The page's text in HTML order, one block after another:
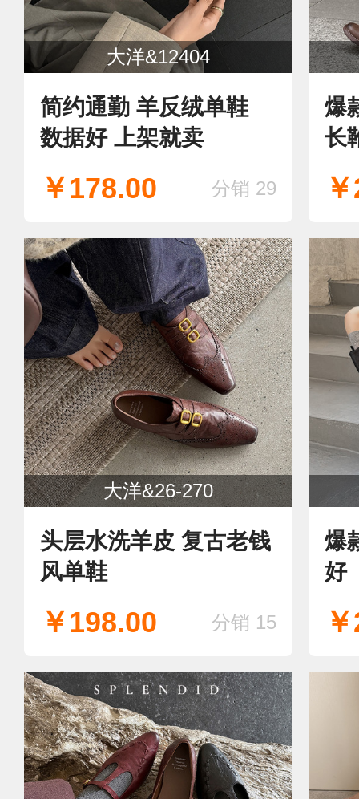
大洋&12404
简约通勤 羊反绒单鞋
数据好 上架就卖
￥178.00 分销 29
爆
长
大洋&26-270
头层水洗羊皮 复古老钱
风单鞋
￥198.00 分销 15
爆
好